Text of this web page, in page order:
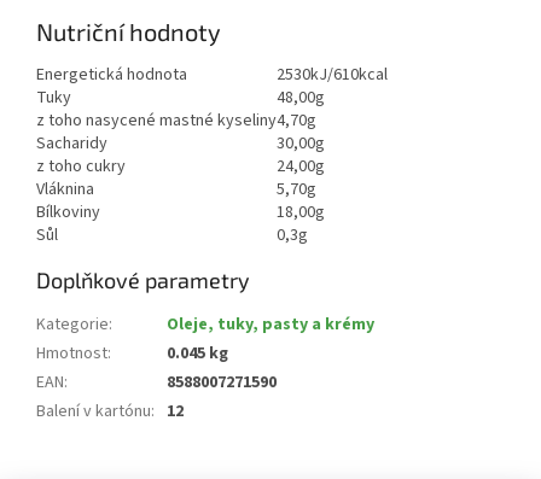
Nutriční hodnoty
Energetická hodnota
2530kJ/610kcal
Tuky
48,00g
z toho nasycené mastné kyseliny4,70g
Sacharidy
30,00g
z toho cukry
24,00g
Vláknina
5,70g
Bílkoviny
18,00g
Sůl
0,3g
Doplňkové parametry
Kategorie:
Oleje, tuky, pasty a krémy
Hmotnost:
0.045 kg
EAN:
8588007271590
Balení v kartónu: 12